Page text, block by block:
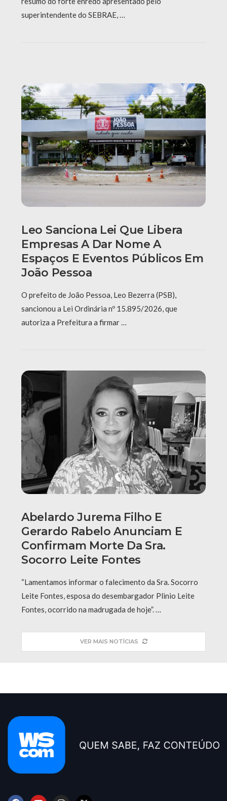
superintendente do SEBRAE, …
Leo Sanciona Lei Que Libera
Empresas A Dar Nome A
Espaços E Eventos Públicos Em
João Pessoa
O prefeito de João Pessoa, Leo Bezerra (PSB),
sancionou a Lei Ordinária nº 15.895/2026, que
autoriza a Prefeitura a firmar …
Abelardo Jurema Filho E
Gerardo Rabelo Anunciam E
Confirmam Morte Da Sra.
Socorro Leite Fontes
“Lamentamos informar o falecimento da Sra. Socorro
Leite Fontes, esposa do desembargador Plinio Leite
Fontes, ocorrido na madrugada de hoje”. …
VER MAIS NOTÍCIAS